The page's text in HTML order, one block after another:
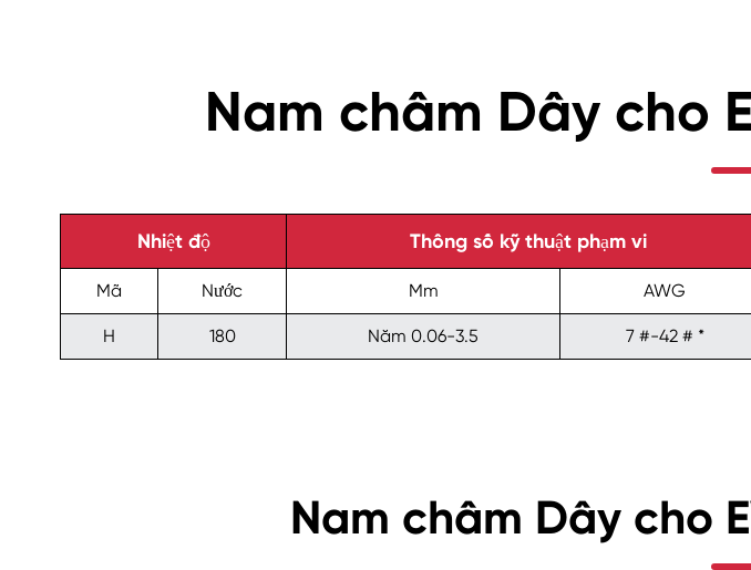
Nam châm Dây cho
Nhiệt độ Thông số kỹ thuật phạm vi
Mã Nước Mm AWG
H 180 Năm 0.06-3.5 7 #-42 # *
Nam châm Dây cho